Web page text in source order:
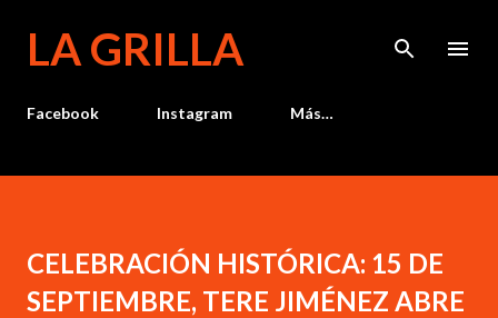
LA GRILLA
Facebook Instagram Más…
CELEBRACIÓN HISTÓRICA: 15 DE
SEPTIEMBRE, TERE JIMÉNEZ ABRE